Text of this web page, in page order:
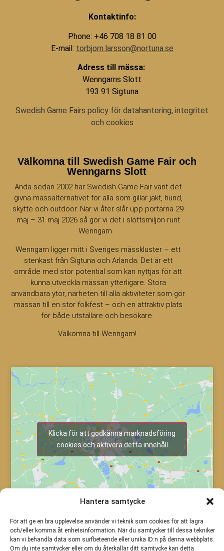
Hantera samtycke
För att ge en bra upplevelse använder vi teknik som cookies för att lagra
och/eller komma åt enhetsinformation. När du samtycker till dessa tekniker
kan vi behandla data som surfbeteende eller unika ID:n på denna webbplats.
Om du inte samtycker eller om du återkallar ditt samtycke kan detta
Kontaktinfo:
Phone: +46 708 18 81 00
E-mail: torbjorn.larsson@nortuna.se
Adress till mässa:
Wenngarns Slott
193 91 Sigtuna
Swedish Game Fairs policy för datahantering, integritet
och cookies
Välkomna till Swedish Game Fair och
Wenngarns Slott
Ända sedan 2002 har Swedish Game Fair varit det
givna mässalternativet för alla som gillar jakt, hund,
skytte och outdoor. När vi åter slår upp portarna 29
maj – 31 maj 2026 så gör vi det i slottsmiljön runt
Wenngarn.
Wenngarn ligger mitt i Sveriges mässkluster – ett
stenkast från Sigtuna och Arlanda. Det är ett
område med stor potential som kan nyttjas för att
kunna utveckla mässan ytterligare. Stora
användbara ytor, närheten till alla aktiviteter som gör
mässan till en stor folkfest – och en attraktiv plats
för både utställare och besökare.
Välkomna till Wenngarn!
Klicka för att godkänna marknadsföring
cookies och aktivera detta innehåll